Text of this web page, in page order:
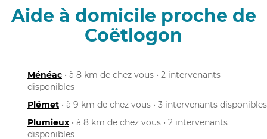
Aide à domicile proche de
Coëtlogon
Ménéac • à 8 km de chez vous • 2 intervenants
disponibles
Plémet • à 9 km de chez vous • 3 intervenants disponibles
Plumieux • à 8 km de chez vous • 2 intervenants
disponibles